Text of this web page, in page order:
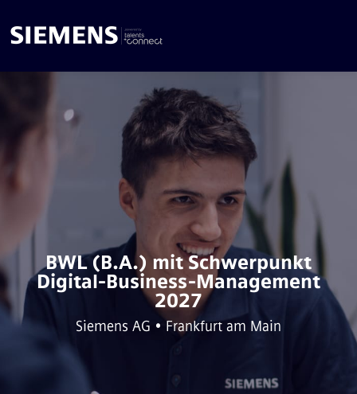
BWL (B.A.) mit Schwerpunkt
Digital-Business-Management
2027
Siemens AG • Frankfurt am Main